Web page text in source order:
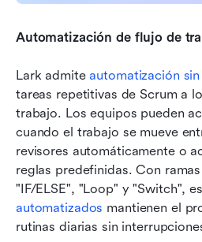
Automatización de flujo de
Lark admite automatización
tareas repetitivas de Scrum a
trabajo. Los equipos pueden
cuando el trabajo se mueve
revisores automáticamente o
reglas predefinidas. Con
"IF/ELSE", "Loop" y "Switch",
automatizados mantienen el
rutinas diarias sin